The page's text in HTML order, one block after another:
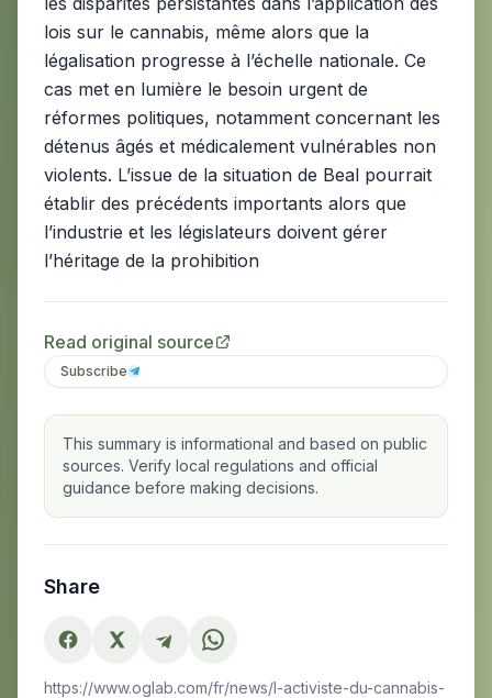
lois sur le cannabis, même alors que la
légalisation progresse à l’échelle nationale. Ce
cas met en lumière le besoin urgent de
réformes politiques, notamment concernant les
détenus âgés et médicalement vulnérables non
violents. L’issue de la situation de Beal pourrait
établir des précédents importants alors que
l’industrie et les législateurs doivent gérer
l’héritage de la prohibition
Read original source
Subscribe
This summary is informational and based on public
sources. Verify local regulations and official
guidance before making decisions.
Share
https://www.oglab.com/fr/news/l-activiste-du-cannabis-